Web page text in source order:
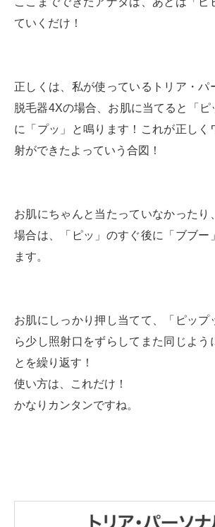
ていくだけ！
正しくは、私が使っているトリア・パ
脱毛器4Xの場合、お肌に当てると「ピ
に「プッ」と鳴ります！これが正しく
射ができたよっていう合図！
お肌にちゃんと当たっていなかったり
場合は、「ピッ」のすぐ後に「ブブー
ます。
お肌にしっかり押し当てて、「ピップ
ら少し照射口をずらしてまた同じよう
とを繰り返す！
使い方は、これだけ！
かなりカンタンですね。